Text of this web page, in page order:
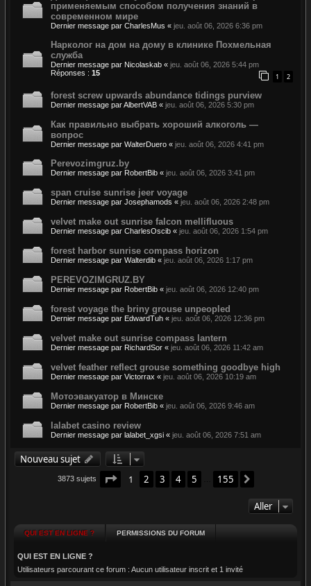
применяемым способом получения знаний в
современном мире
Dernier message par CharlesMus « jeu. août 06, 2026 6:36 pm
Нарколог на дом на дому в клинике Похмельная
служба
Dernier message par Nicolaskab « jeu. août 06, 2026 5:44 pm
Réponses : 15 1 2
forest screw upwards abundance tidings purview
Dernier message parAlbertVAB « jeu. août 06, 2026 5:30 pm
Как правильно выбрать хороший алкоголь —
вопрос
Dernier message par WalterDuero « jeu. août 06, 2026 4:41 pm
Perevozimgruz.by
Dernier message par RobertBib « jeu. août 06, 2026 3:41 pm
span cruise sunrise jeer voyage
Dernier message par Josephamods « jeu. août 06, 2026 2:48 pm
velvet make out sunrise falcon mellifluous
Dernier message par CharlesOscib « jeu. août 06, 2026 1:54 pm
forest harbor sunrise compass horizon
Dernier message par Walterdib « jeu. août 06, 2026 1:17 pm
PEREVOZIMGRUZ.BY
Dernier message par RobertBib « jeu. août 06, 2026 12:40 pm
forest voyage the briny grouse unpeopled
Dernier message par EdwardTuh « jeu. août 06, 2026 12:36 pm
velvet make out sunrise compass lantern
Dernier message par RichardSor « jeu. août 06, 2026 11:42 am
velvet feather reflect grouse something goodbye high
Dernier message par Victorrax « jeu. août 06, 2026 10:19 am
Мотоэвакуатор в Минске
Dernier message par RobertBib « jeu. août 06, 2026 9:46 am
lalabet casino review
Dernier message par lalabet_xgsi « jeu. août 06, 2026 7:51 am
Nouveau sujet
3873 sujets Page 1sur155
1 2 3 4 5 155
Aller
QUI EST EN LIGNE ? PERMISSIONS DU FORUM
QUI EST EN LIGNE ?
Utilisateurs parcourant ce forum : Aucun utilisateur inscrit et 1 invité